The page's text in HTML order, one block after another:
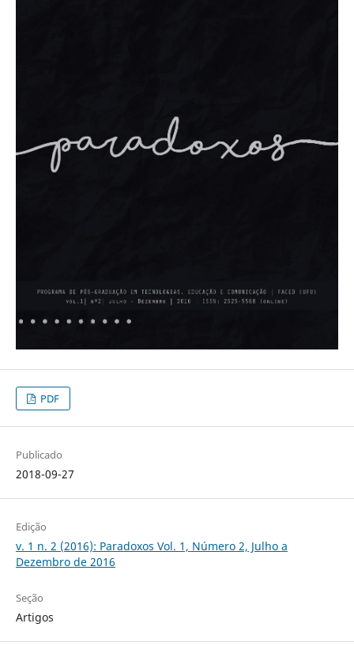
PDF
Publicado
2018-09-27
Edição
v. 1 n. 2 (2016): Paradoxos Vol. 1, Número 2, Julho a
Dezembro de 2016
Seção
Artigos